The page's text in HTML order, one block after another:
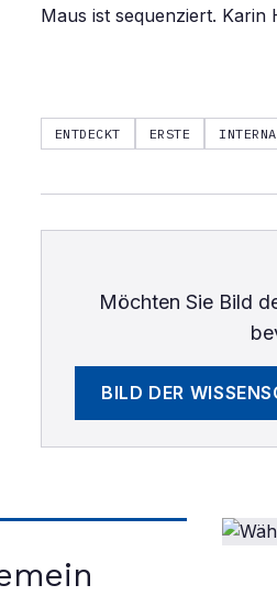
Maus ist sequenziert. Karin
ENTDECKT ERSTE
Möchten Sie Bild
BILD DER